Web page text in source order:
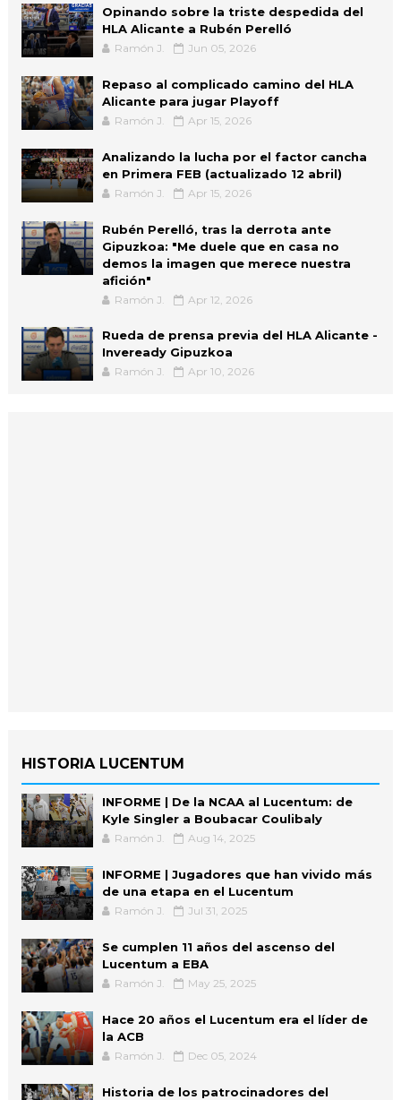
Opinando sobre la triste despedida del
HLA Alicante a Rubén Perelló
Ramón J. Jun 05, 2026
Repaso al complicado camino del HLA
Alicante para jugar Playoff
Ramón J. Apr 15, 2026
Analizando la lucha por el factor cancha
en Primera FEB (actualizado 12 abril)
Ramón J. Apr 15, 2026
Rubén Perelló, tras la derrota ante
Gipuzkoa: "Me duele que en casa no
demos la imagen que merece nuestra
afición"
Ramón J. Apr 12, 2026
Rueda de prensa previa del HLA Alicante -
Inveready Gipuzkoa
Ramón J. Apr 10, 2026
HISTORIA LUCENTUM
INFORME | De la NCAA al Lucentum: de
Kyle Singler a Boubacar Coulibaly
Ramón J. Aug 14, 2025
INFORME | Jugadores que han vivido más
de una etapa en el Lucentum
Ramón J. Jul 31, 2025
Se cumplen 11 años del ascenso del
Lucentum a EBA
Ramón J. May 25, 2025
Hace 20 años el Lucentum era el líder de
la ACB
Ramón J. Dec 05, 2024
Historia de los patrocinadores del